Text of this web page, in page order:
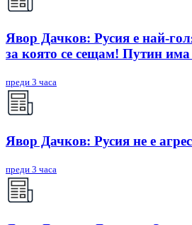
Явор Дачков: Русия е най-
за която се сещам! Путин
преди 3 часа
Явор Дачков: Русия не е
преди 3 часа